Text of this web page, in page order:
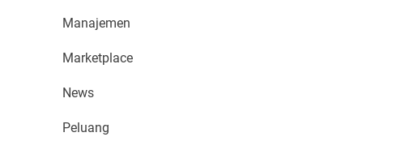
Manajemen
Marketplace
News
Peluang